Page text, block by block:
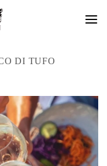
DI TUFO